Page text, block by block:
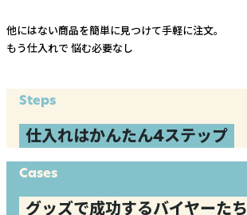
他にはない商品を簡単に見つけて手軽に注文。
もう仕入れで 悩む必要なし
Steps
仕入れはかんたん4ステップ
Cases
グッズで成功するバイヤーたち